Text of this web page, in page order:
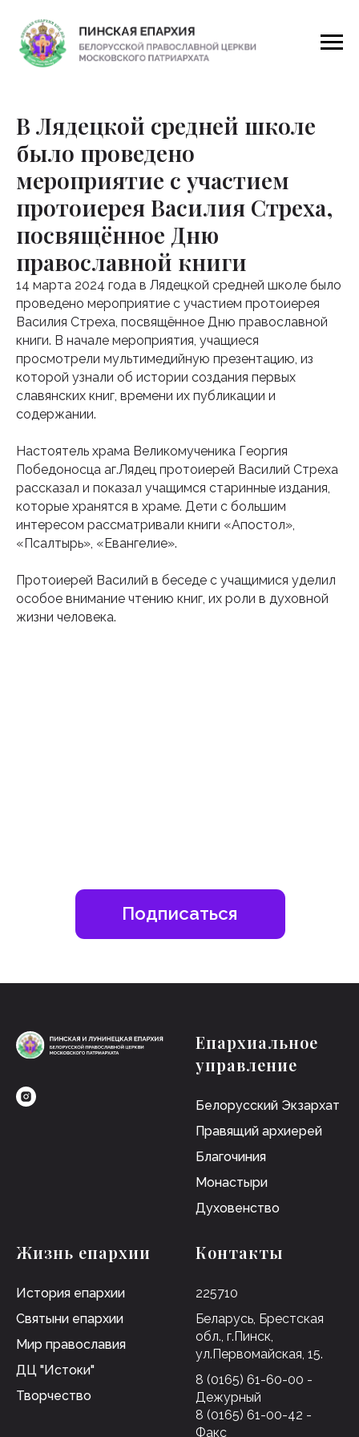
В Лядецкой средней школе
было проведено
мероприятие с участием
протоиерея Василия Стреха,
посвящённое Дню
православной книги
14 марта 2024 года в Лядецкой средней школе было
проведено мероприятие с участием протоиерея
Василия Стреха, посвящённое Дню православной
книги. В начале мероприятия, учащиеся
просмотрели мультимедийную презентацию, из
которой узнали об истории создания первых
славянских книг, времени их публикации и
содержании.
Настоятель храма Великомученика Георгия
Победоносца аг.Лядец протоиерей Василий Стреха
рассказал и показал учащимся старинные издания,
которые хранятся в храме. Дети с большим
интересом рассматривали книги «Апостол»,
«Псалтырь», «Евангелие».
Протоиерей Василий в беседе с учащимися уделил
особое внимание чтению книг, их роли в духовной
жизни человека.
Подпишитесь на наш
инстаграм
Будьте в курсе свежих новостей
епархии
Епархиальное
управление
Белорусский Экзархат
Правящий архиерей
Благочиния
Монастыри
Духовенство
Жизнь епархии
История епархии
Святыни епархии
Мир православия
ДЦ "Истоки"
Творчество
Контакты
225710
Беларусь, Брестская
обл., г.Пинск,
ул.Первомайская, 15.
8 (0165) 61-60-00 -
Дежурный
8 (0165) 61-00-42 -
Факс